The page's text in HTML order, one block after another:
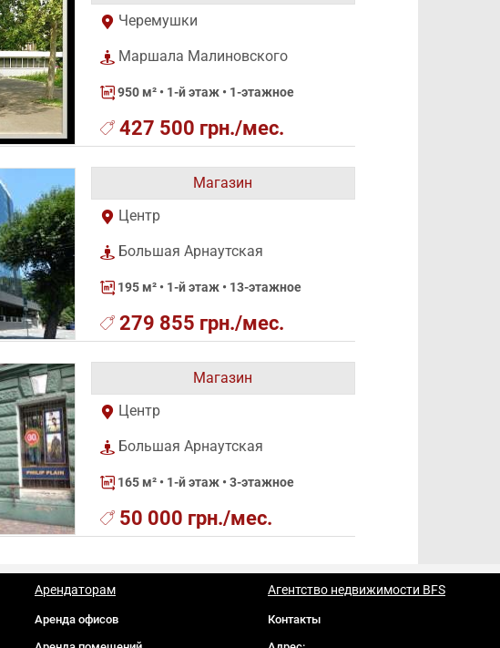
Черемушки
Маршала Малиновского
950 м²• 1-й этаж • 1-этажное
427 500 грн./мес.
Магазин
Центр
Большая Арнаутская
195 м²• 1-й этаж • 13-этажное
279 855 грн./мес.
Магазин
Центр
Большая Арнаутская
165 м²• 1-й этаж • 3-этажное
50 000 грн./мес.
Арендаторам
Аренда офисов
Агентство недвижимости BFS
Контакты